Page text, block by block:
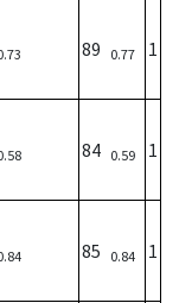
89 0.77 1
84 0.59 1
85 0.84 1